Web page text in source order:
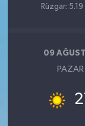
Rüzgar:
09
PAZAR